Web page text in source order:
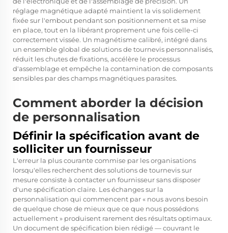
réglage magnétique adapté maintient la vis solidement
fixée sur l'embout pendant son positionnement et sa mise
en place, tout en la libérant proprement une fois celle-ci
correctement vissée. Un magnétisme calibré, intégré dans
un ensemble global de solutions de tournevis personnalisés,
réduit les chutes de fixations, accélère le processus
d'assemblage et empêche la contamination de composants
sensibles par des champs magnétiques parasites.
Comment aborder la décision
de personnalisation
Définir la spécification avant de
solliciter un fournisseur
L'erreur la plus courante commise par les organisations
lorsqu'elles recherchent des solutions de tournevis sur
mesure consiste à contacter un fournisseur sans disposer
d'une spécification claire. Les échanges sur la
personnalisation qui commencent par « nous avons besoin
de quelque chose de mieux que ce que nous possédons
actuellement » produisent rarement des résultats optimaux.
Un document de spécification bien rédigé — couvrant le